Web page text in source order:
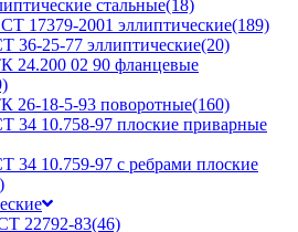
стальные(18)
17379-2001 эллиптические(189)
36-25-77 эллиптические(20)
24.200 02 90 фланцевые
26-18-5-93 поворотные(160)
34 10.758-97 плоские приварные
34 10.759-97 с ребрами плоские
22792-83(46)